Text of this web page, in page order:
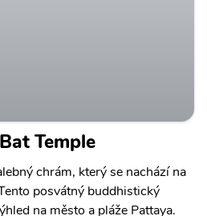
Temple
chrám, který se nachází na
posvátný buddhistický
na město a pláže Pattaya.